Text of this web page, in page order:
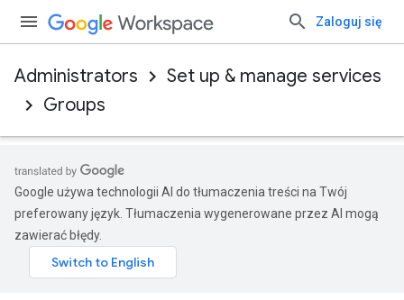
Zaloguj się
Administrators
Set up & manage services
Groups
Google używa technologii AI do tłumaczenia treści na Twój
preferowany język. Tłumaczenia wygenerowane przez AI mogą
zawierać błędy.